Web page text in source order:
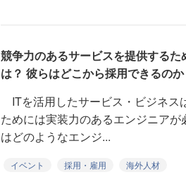
競争力のあるサービスを提供する
は？ 彼らはどこから採用できるのか
ITを活用したサービス・ビジネス
ためには実装力のあるエンジニア
はどのようなエンジ...
イベント 採用・雇用 海外人材